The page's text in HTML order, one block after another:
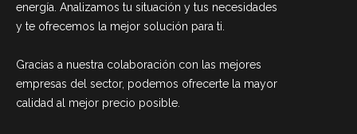
energía. Analizamos tu situación y tus necesidades
y te ofrecemos la mejor solución para ti.
Gracias a nuestra colaboración con las mejores
empresas del sector, podemos ofrecerte la mayor
calidad al mejor precio posible.